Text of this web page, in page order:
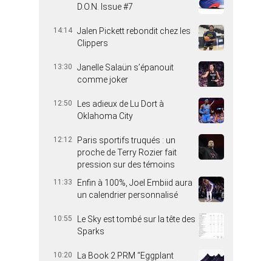
D.O.N. Issue #7
14:14 Jalen Pickett rebondit chez les
Clippers
13:30
Janelle Salaün s’épanouit
comme joker
12:50
Les adieux de Lu Dort à
Oklahoma City
12:12
Paris sportifs truqués : un
proche de Terry Rozier fait
pression sur des témoins
11:33
Enfin à 100%, Joel Embiid aura
un calendrier personnalisé
10:55
Le Sky est tombé sur la tête des
Sparks
10:20
La Book 2 PRM “Eggplant